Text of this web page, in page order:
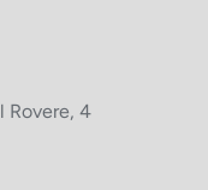
Rovere, 4